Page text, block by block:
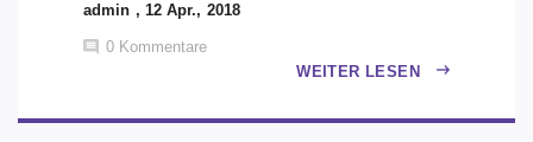
admin , 12 Apr., 2018
0 Kommentare
WEITER LESEN